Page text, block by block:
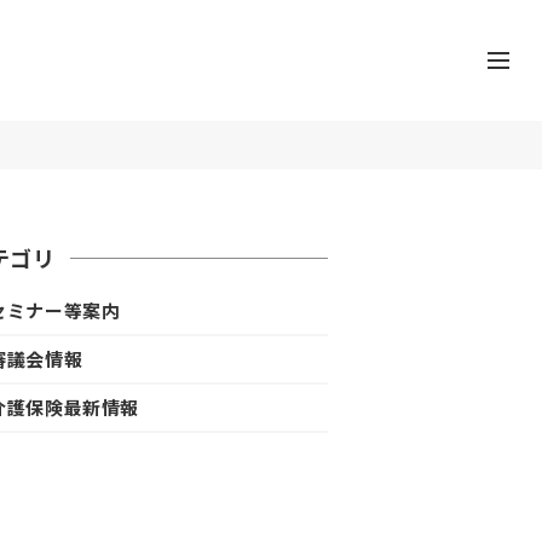
ゴリ
ミナー等案内
議会情報
護保険最新情報